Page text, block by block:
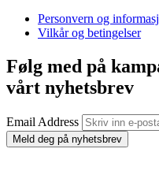
Personvern og
Vilkår og betingelser
Følg med på
vårt nyhetsbrev
Email Address
Meld deg på nyhetsbrev